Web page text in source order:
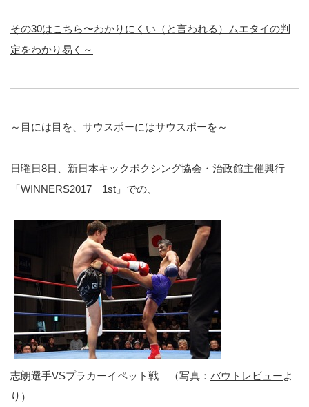
その30はこちら〜わかりにくい（と言われる）ムエタイの判
定をわかり易く～
～目には目を、サウスポーにはサウスポーを～
日曜日8日、新日本キックボクシング協会・治政館主催興行
「WINNERS2017 1st」での、
志朗選手VSプラカーイペット戦 （写真： バウトレビューよ
り）